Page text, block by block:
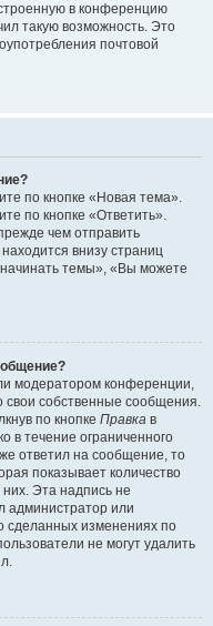
в конференцию
такую возможность. Это
почтовой
по кнопке «Новая тема».
по кнопке «Ответить».
чем отправить
внизу страниц
темы», «Вы можете
модератором конференции,
свои собственные сообщения.
по кнопке Правка в
в течение ограниченного
ответил на сообщение, то
показывает количество
Эта надпись не
администратор или
сделанных изменениях по
не могут удалить